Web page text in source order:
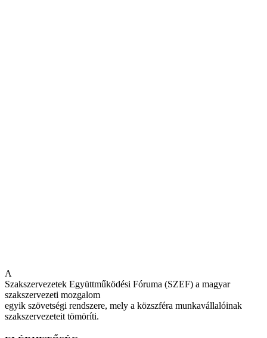
A
Szakszervezetek Együttműködési Fóruma (SZEF) a magyar
szakszervezeti mozgalom
egyik szövetségi rendszere, mely a közszféra munkavállalóinak
szakszervezeteit tömöríti.